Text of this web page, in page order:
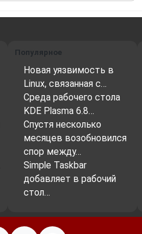
Популярное
Новая уязвимость в
Linux, связанная с…
Среда рабочего стола
KDE Plasma 6.8…
Спустя несколько
месяцев возобновился
спор между…
Simple Taskbar
добавляет в рабочий
стол…